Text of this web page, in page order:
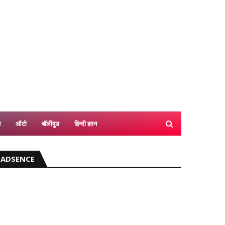
ऑटो बॉलीवुड हिन्दी ज्ञान
ADSENCE